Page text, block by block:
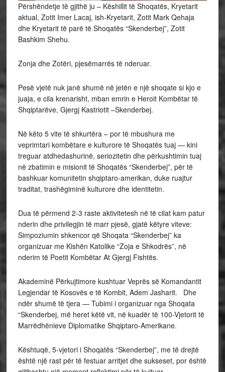
Përshëndetje të gjithë ju – Këshillit të Shoqatës, Kryetarit
aktual, Zotit Imer Lacaj, ish-Kryetarit, Zotit Mark Qehaja
dhe Kryetarit të parë të Shoqatës “Skenderbej”, Zotit
Bashkim Shehu.
Zonja dhe Zotëri, pjesëmarrës të nderuar.
Pesë vjetë nuk janë shumë në jetën e një shoqate si kjo e
juaja, e cila krenarisht, mban emrin e Heroit Kombëtar të
Shqiptarëve, Gjergj Kastriotit –Skenderbej.
Në këto 5 vite të shkurtëra – por të mbushura me
veprimtari kombëtare e kulturore të Shoqatës tuaj — kini
treguar atdhedashurinë, seriozitetin dhe përkushtimin tuaj
në zbatimin e misionit të Shoqatës “Skenderbej”, për të
bashkuar komunitetin shqiptaro-amerikan, duke ruajtur
traditat, trashëgiminë kulturore dhe identitetin.
Dua të përmend 2-3 raste aktivitetesh në të cilat kam patur
nderin dhe privilegjin të marr pjesë, gjatë këtyre viteve:
Simpoziumin shkencor që Shoqata “Skenderbej” ka
organizuar me Kishën Katolike “Zoja e Shkodrës”, në
nderim të Poetit Kombëtar At Gjergj Fishtës.
Akademinë Përkujtimore kushtuar Veprës së Komandantit
Legjendar të Kosovës e të Kombit, Adem Jasharit. Dhe
ndër shumë të tjera — Tubimi i organizuar nga Shoqata
“Skenderbej, më heret këtë vit, në kuadër të 100-Vjetorit të
Marrëdhënieve Diplomatike Shqiptaro-Amerikane.
Kështuqë, 5-vjetori i Shoqatës “Skenderbej”, me të drejtë
është një rast për të festuar arritjet dhe sukseset, por është